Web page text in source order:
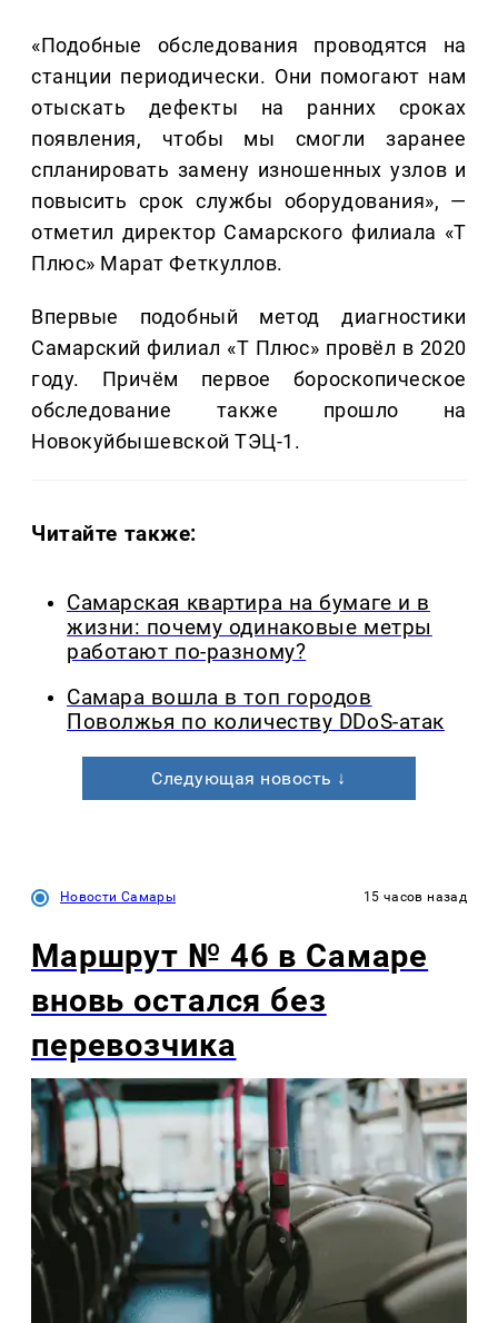
«Подобные обследования проводятся на
станции периодически. Они помогают нам
отыскать дефекты на ранних сроках
появления, чтобы мы смогли заранее
спланировать замену изношенных узлов и
повысить срок службы оборудования», —
отметил директор Самарского филиала «Т
Плюс» Марат Феткуллов.
Впервые подобный метод диагностики
Самарский филиал «Т Плюс» провёл в 2020
году. Причём первое бороскопическое
обследование также прошло на
Новокуйбышевской ТЭЦ-1.
Читайте также:
Самарская квартира на бумаге и в
жизни: почему одинаковые метры
работают по-разному?
Самара вошла в топ городов
Поволжья по количеству DDoS-атак
Следующая новость ↓
Новости Самары 15 часов назад
Маршрут № 46 в Самаре
вновь остался без
перевозчика